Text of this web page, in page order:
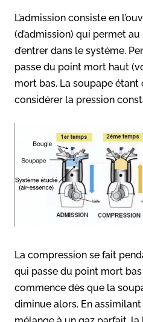
L’admission consiste en
(d’admission) qui permet
d’entrer dans le système.
passe du point mort haut
mort bas. La soupape étant
considérer la pression
La compression se fait
qui passe du point mort
commence dès que la
diminue alors. En